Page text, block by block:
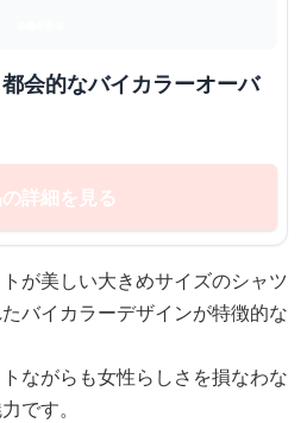
詳細を見る
が美しい大きめサイズのシャツ
バイカラーデザインが特徴的な
ながらも女性らしさを損なわな
です。